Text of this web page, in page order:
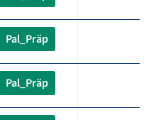
Pal_Präp
Pal_Präp